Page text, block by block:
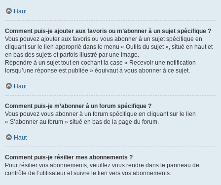
Haut
Comment puis-je ajouter aux favoris ou m’abonner à un sujet spécifique ?
Vous pouvez ajouter aux favoris ou vous abonner à un sujet spécifique en
cliquant sur le lien approprié dans le menu « Outils du sujet », situé en haut et
en bas des sujets et parfois illustré par une image.
Répondre à un sujet tout en cochant la case « Recevoir une notification
lorsqu’une réponse est publiée » équivaut à vous abonner à ce sujet.
Haut
Comment puis-je m’abonner à un forum spécifique ?
Vous pouvez vous abonner à un forum spécifique en cliquant sur le lien
« S’abonner au forum » situé en bas de la page du forum.
Haut
Comment puis-je résilier mes abonnements ?
Pour résilier vos abonnements, veuillez vous rendre dans le panneau de
contrôle de l’utilisateur et suivre le lien vers vos abonnements.